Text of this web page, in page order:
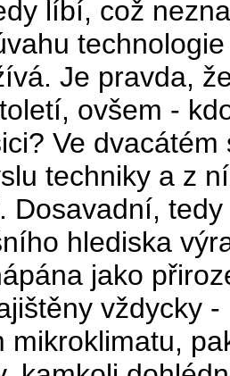
líbí, což
Je pravda,
ovšem -
Ve
techniky a z
Dosavadní,
hlediska
jako
vždycky
mikroklimatu,